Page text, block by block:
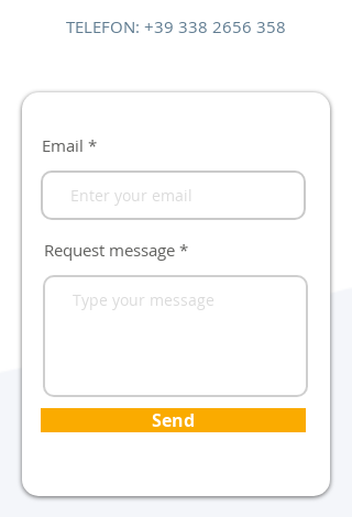
TELEFON: +39 338 2656 358
Email
Request message
Send